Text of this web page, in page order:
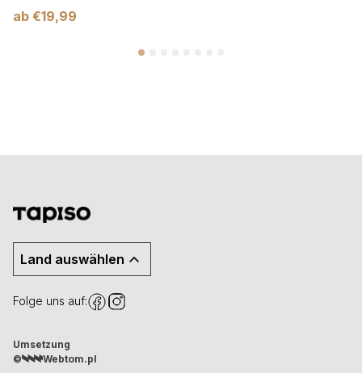
ab €19,99
Land auswählen
Folge uns auf:
Umsetzung
©
Webtom.pl